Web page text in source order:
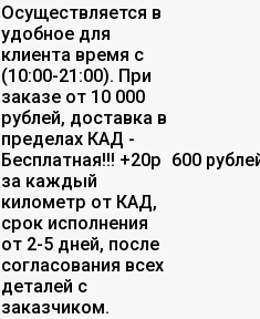
Осуществляется в
удобное для
клиента время с
(10:00-21:00). При
заказе от 10 000
рублей, доставка в
пределах КАД -
Бесплатная!!! +20р
за каждый
километр от КАД,
срок исполнения
от 2-5 дней, после
согласования всех
деталей с
заказчиком.
600